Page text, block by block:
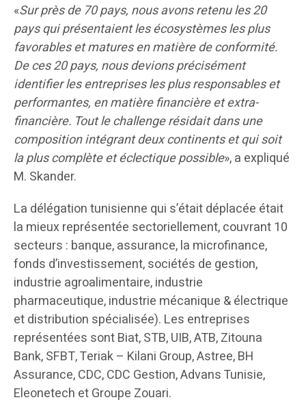
«Sur près de 70 pays, nous avons retenu les 20
pays qui présentaient les écosystèmes les plus
favorables et matures en matière de conformité.
De ces 20 pays, nous devions précisément
identifier les entreprises les plus responsables et
performantes, en matière financière et extra-
financière. Tout le challenge résidait dans une
composition intégrant deux continents et qui soit
la plus complète et éclectique possible», a expliqué
M. Skander.
La délégation tunisienne qui s’était déplacée était
la mieux représentée sectoriellement, couvrant 10
secteurs : banque, assurance, la microfinance,
fonds d’investissement, sociétés de gestion,
industrie agroalimentaire, industrie
pharmaceutique, industrie mécanique & électrique
et distribution spécialisée). Les entreprises
représentées sont Biat, STB, UIB, ATB, Zitouna
Bank, SFBT, Teriak – Kilani Group, Astree, BH
Assurance, CDC, CDC Gestion, Advans Tunisie,
Eleonetech et Groupe Zouari.